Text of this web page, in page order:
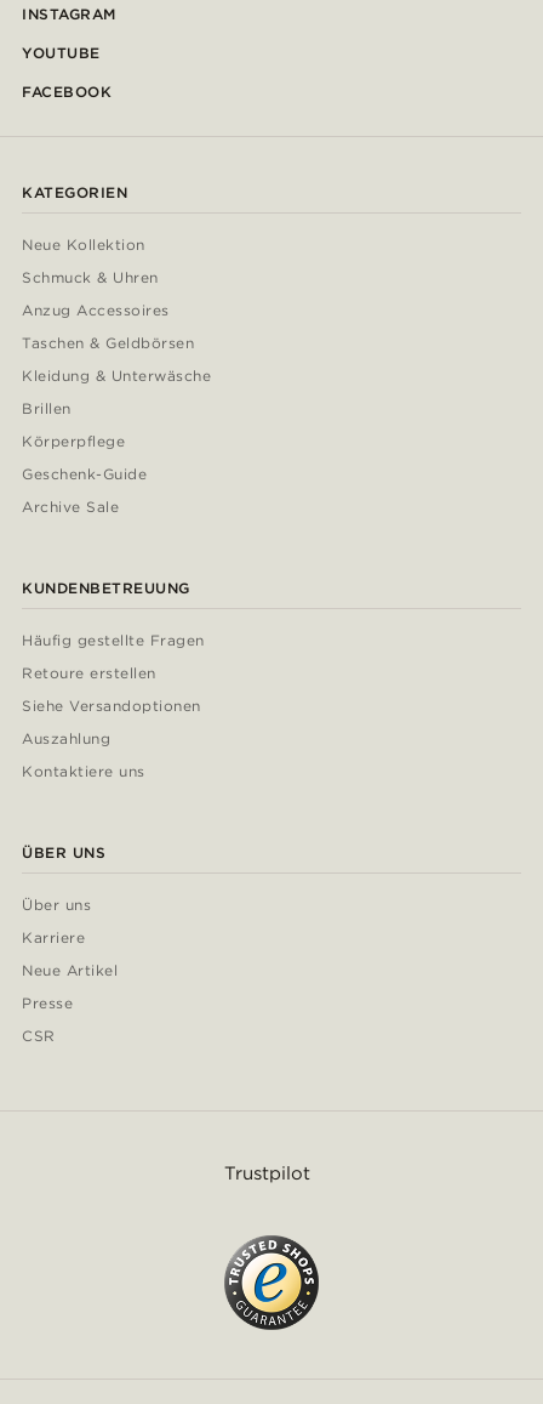
INSTAGRAM
YOUTUBE
FACEBOOK
KATEGORIEN
Neue Kollektion
Schmuck & Uhren
Anzug Accessoires
Taschen & Geldbörsen
Kleidung & Unterwäsche
Brillen
Körperpflege
Geschenk-Guide
Archive Sale
KUNDENBETREUUNG
Häufig gestellte Fragen
Retoure erstellen
Siehe Versandoptionen
Auszahlung
Kontaktiere uns
ÜBER UNS
Über uns
Karriere
Neue Artikel
Presse
CSR
Trustpilot